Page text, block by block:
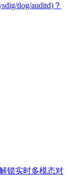
tlog/auditd)？
锁实时多模态对